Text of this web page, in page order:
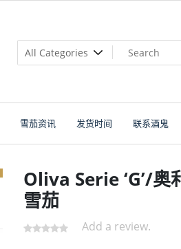
雪茄资讯 发货时间 联系酒鬼
Oliva Serie ‘G’/奥
雪茄
Add a review.